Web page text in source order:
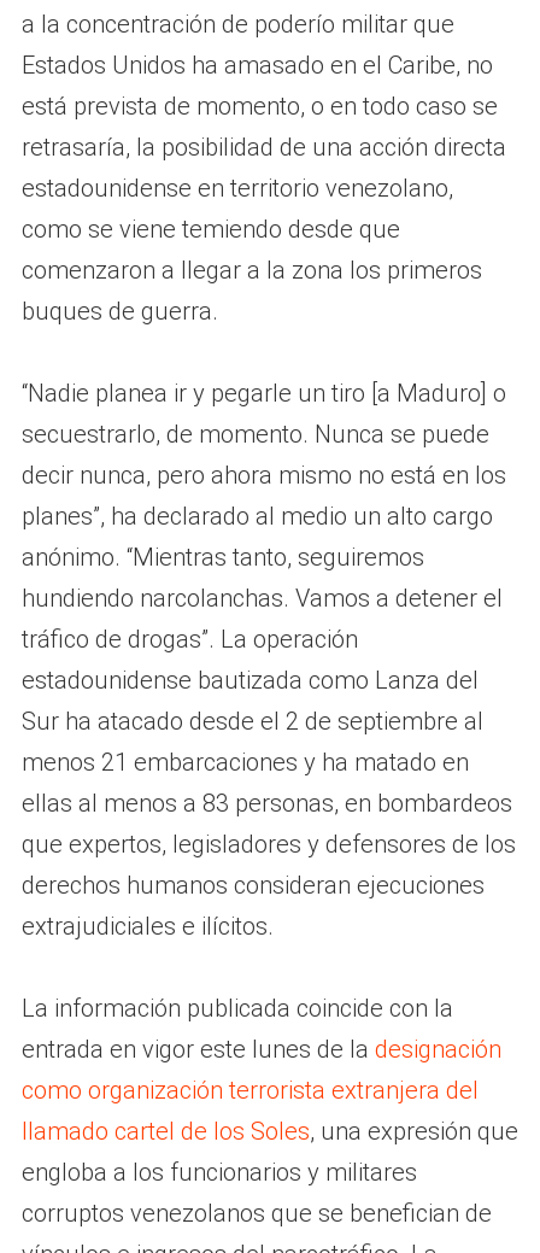
a la concentración de poderío militar que
Estados Unidos ha amasado en el Caribe, no
está prevista de momento, o en todo caso se
retrasaría, la posibilidad de una acción directa
estadounidense en territorio venezolano,
como se viene temiendo desde que
comenzaron a llegar a la zona los primeros
buques de guerra.
“Nadie planea ir y pegarle un tiro [a Maduro] o
secuestrarlo, de momento. Nunca se puede
decir nunca, pero ahora mismo no está en los
planes”, ha declarado al medio un alto cargo
anónimo. “Mientras tanto, seguiremos
hundiendo narcolanchas. Vamos a detener el
tráfico de drogas”. La operación
estadounidense bautizada como Lanza del
Sur ha atacado desde el 2 de septiembre al
menos 21 embarcaciones y ha matado en
ellas al menos a 83 personas, en bombardeos
que expertos, legisladores y defensores de los
derechos humanos consideran ejecuciones
extrajudiciales e ilícitos.
La información publicada coincide con la
entrada en vigor este lunes de la designación
como organización terrorista extranjera del
llamado cartel de los Soles, una expresión que
engloba a los funcionarios y militares
corruptos venezolanos que se benefician de